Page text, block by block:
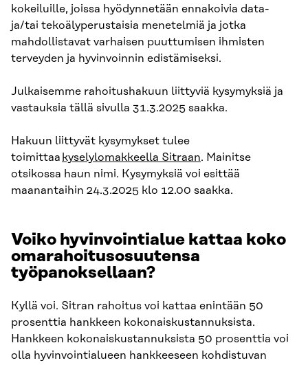
kokeiluille, joissa hyödynnetään ennakoivia data-
ja/tai tekoälyperustaisia menetelmiä ja jotka
mahdollistavat varhaisen puuttumisen ihmisten
terveyden ja hyvinvoinnin edistämiseksi.
Julkaisemme rahoitushakuun liittyviä kysymyksiä ja
vastauksia tällä sivulla 31.3.2025 saakka.
Hakuun liittyvät kysymykset tulee
toimittaa kyselylomakkeella Sitraan. Mainitse
otsikossa haun nimi. Kysymyksiä voi esittää
maanantaihin 24.3.2025 klo 12.00 saakka.
Voiko hyvinvointialue kattaa koko
omarahoitusosuutensa
työpanoksellaan?
Kyllä voi. Sitran rahoitus voi kattaa enintään 50
prosenttia hankkeen kokonaiskustannuksista.
Hankkeen kokonaiskustannuksista 50 prosenttia voi
olla hyvinvointialueen hankkeeseen kohdistuvan